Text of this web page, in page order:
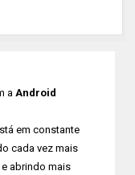
a Android
em constante
cada vez mais
abrindo mais